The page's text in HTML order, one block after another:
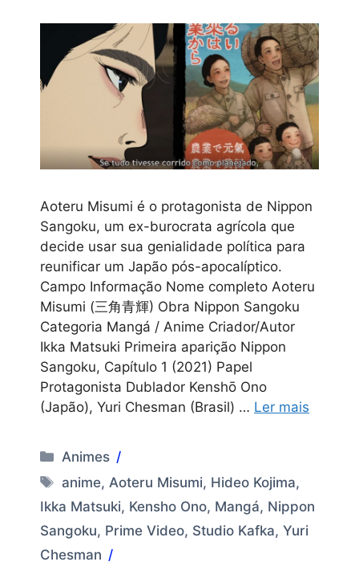
Aoteru Misumi é o protagonista de Nippon
Sangoku, um ex-burocrata agrícola que
decide usar sua genialidade política para
reunificar um Japão pós-apocalíptico.
Campo Informação Nome completo Aoteru
Misumi (三角青輝) Obra Nippon Sangoku
Categoria Mangá / Anime Criador/Autor
Ikka Matsuki Primeira aparição Nippon
Sangoku, Capítulo 1 (2021) Papel
Protagonista Dublador Kenshō Ono
(Japão), Yuri Chesman (Brasil) … Ler mais
Categorias
Animes
Tags
anime, Aoteru Misumi, Hideo Kojima,
Ikka Matsuki, Kensho Ono, Mangá, Nippon
Sangoku, Prime Video, Studio Kafka, Yuri
Chesman